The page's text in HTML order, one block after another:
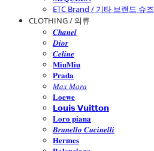
ETC Brand / 기타 브랜드 슈즈
CLOTHING / 의류
𝑪𝒉𝒂𝒏𝒆𝒍
𝑫𝒊𝒐𝒓
𝑪𝒆𝒍𝒊𝒏𝒆
𝐌𝐢𝐮𝐌𝐢𝐮
𝐏𝐫𝐚𝐝𝐚
𝑀𝑎𝑥 𝑀𝑎𝑟𝑎
𝐋𝐨𝐞𝐰𝐞
𝗟𝗼𝘂𝗶𝘀 𝗩𝘂𝗶𝘁𝘁𝗼𝗻
𝐋𝐨𝐫𝐨 𝐩𝐢𝐚𝐧𝐚
𝑩𝒓𝒖𝒏𝒆𝒍𝒍𝒐 𝑪𝒖𝒄𝒊𝒏𝒆𝒍𝒍𝒊
𝐇𝐞𝐫𝐦𝐞𝐬